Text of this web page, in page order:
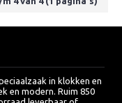
in klokken en
en modern. Ruim 850